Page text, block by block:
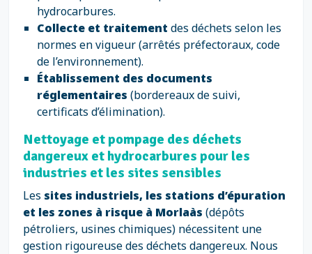
hydrocarbures.
Collecte et traitement des déchets selon les
normes en vigueur (arrêtés préfectoraux, code
de l’environnement).
Établissement des documents
réglementaires (bordereaux de suivi,
certificats d’élimination).
Nettoyage et pompage des déchets
dangereux et hydrocarbures pour les
industries et les sites sensibles
Les sites industriels, les stations d’épuration
et les zones à risque à Morlaàs (dépôts
pétroliers, usines chimiques) nécessitent une
gestion rigoureuse des déchets dangereux. Nous